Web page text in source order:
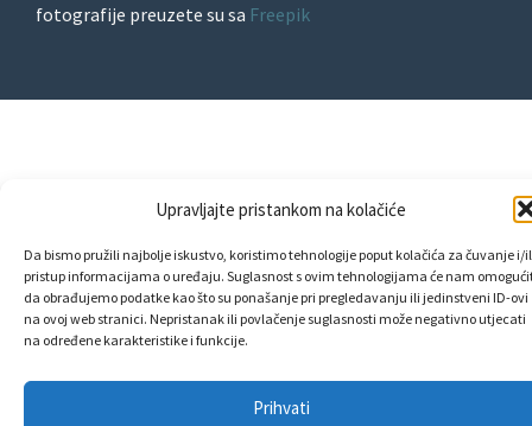
Upravljajte pristankom na kolačiće
Da bismo pružili najbolje iskustvo, koristimo tehnologije poput kolačića za čuvanje i/
pristup informacijama o uređaju. Suglasnost s ovim tehnologijama će nam
da obrađujemo podatke kao što su ponašanje pri pregledavanju ili jedinstveni ID-ovi
na ovoj web stranici. Nepristanak ili povlačenje suglasnosti može negativno utjecati
na određene karakteristike i funkcije.
Prihvati
fotografije preuzete su sa Freepik